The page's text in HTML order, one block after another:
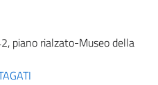
piano rialzato-Museo della